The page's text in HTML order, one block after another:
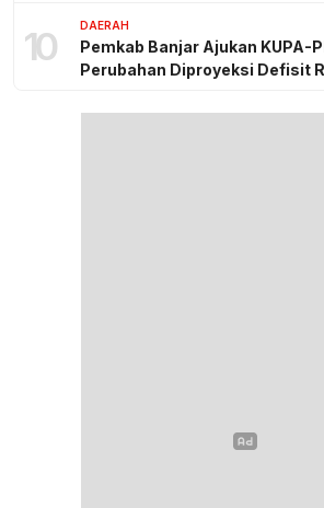
10 DAERAH
Pemkab Banjar Ajukan KUPA-
Perubahan Diproyeksi Defisit